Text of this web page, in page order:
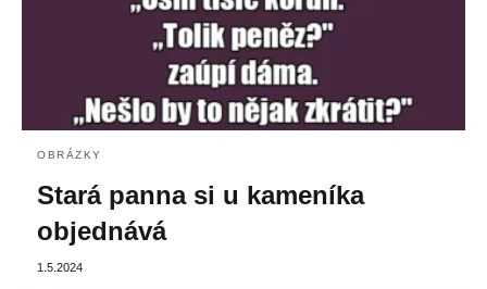
OBRÁZKY
Stará panna si u kameníka
objednává
1.5.2024